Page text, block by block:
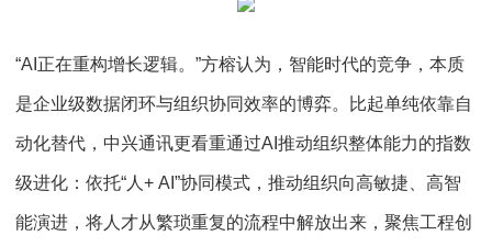
“AI正在重构增长逻辑。”方榕认为，智能时代的竞争，本质
是企业级数据闭环与组织协同效率的博弈。比起单纯依靠自
动化替代，中兴通讯更看重通过AI推动组织整体能力的指数
级进化：依托“人+ AI”协同模式，推动组织向高敏捷、高智
能演进，将人才从繁琐重复的流程中解放出来，聚焦工程创